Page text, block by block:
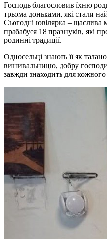
Господь благословив їхню
трьома доньками, які стали
Сьогодні ювілярка – щаслива
прабабуся 18 правнуків, які
родинні традиції.
Односельці знають її як
вишивальницю, добру
завжди знаходить для кожного